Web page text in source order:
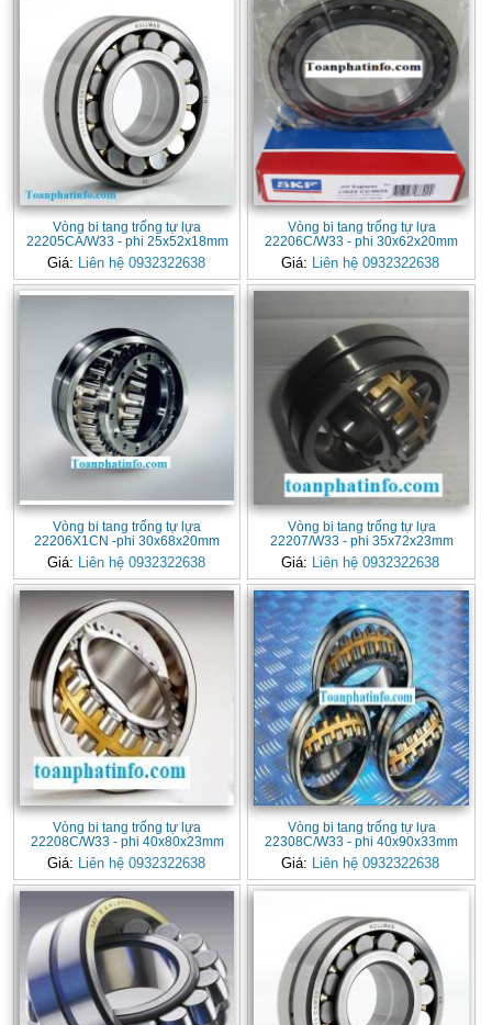
Vòng bi tang trống tự lựa
22205CA/W33 - phi 25x52x18mm
Giá: Liên hệ 0932322638
Vòng bi tang trống tự lựa
22206C/W33 - phi 30x62x20mm
Giá: Liên hệ 0932322638
Vòng bi tang trống tự lựa
22206X1CN -phi 30x68x20mm
Giá: Liên hệ 0932322638
Vòng bi tang trống tự lựa
22207/W33 - phi 35x72x23mm
Giá: Liên hệ 0932322638
Vòng bi tang trống tự lựa
22208C/W33 - phi 40x80x23mm
Giá: Liên hệ 0932322638
Vòng bi tang trống tự lựa
22308C/W33 - phi 40x90x33mm
Giá: Liên hệ 0932322638